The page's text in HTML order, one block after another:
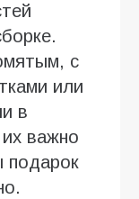
с
или
в
важно
подарок